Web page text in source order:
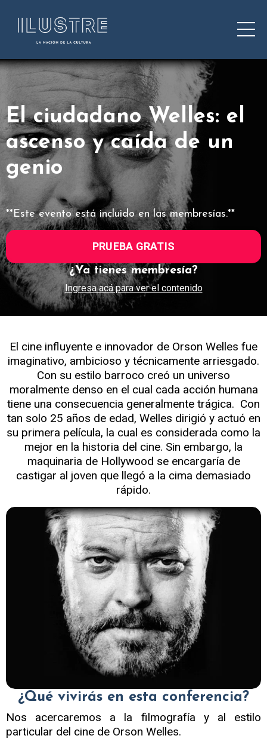
El ciudadano Welles: el
ascenso y caída de un
genio
**Este evento está incluido en las membresías.**
PRUEBA GRATIS
¿Ya tienes membresía?
Ingresa acá para ver el contenido
El cine influyente e innovador de Orson Welles fue
imaginativo, ambicioso y técnicamente arriesgado.
Con su estilo barroco creó un universo
moralmente denso en el cual cada acción humana
tiene una consecuencia generalmente trágica. Con
tan solo 25 años de edad, Welles dirigió y actuó en
su primera película, la cual es considerada como la
mejor en la historia del cine. Sin embargo, la
maquinaria de Hollywood se encargaría de
castigar al joven que llegó a la cima demasiado
rápido.
¿Qué vivirás en esta conferencia?
Nos acercaremos a la filmografía y al estilo
particular del cine de Orson Welles.